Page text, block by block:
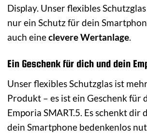
Display. Unser flexibles
nur ein Schutz für dein
auch eineclevere Wertanlage.
Ein Geschenk für dich und dein
Unser flexibles Schutzglas ist
Produkt – es ist ein Geschenk für
Emporia SMART.5. Es schenkt dir
dein Smartphone bedenkenlos